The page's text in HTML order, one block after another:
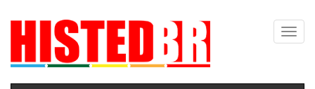
Pular
conteúdo